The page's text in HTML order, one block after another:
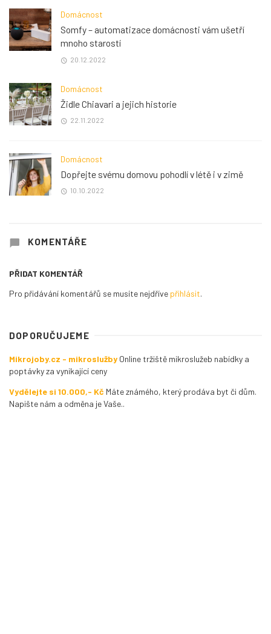
Domácnost
Somfy – automatizace domácnosti vám ušetří
mnoho starostí
20.12.2022
Domácnost
Židle Chiavari a jejich historie
22.11.2022
Domácnost
Dopřejte svému domovu pohodlí v létě i v zimě
10.10.2022
KOMENTÁŘE
PŘIDAT KOMENTÁŘ
Pro přidávání komentářů se musíte nejdříve přihlásit.
DOPORUČUJEME
Mikrojoby.cz - mikroslužby Online tržiště mikroslužeb nabídky a
poptávky za vynikající ceny
Vydělejte si 10.000,- Kč Máte známého, který prodáva byt či dům.
Napište nám a odměna je Vaše..